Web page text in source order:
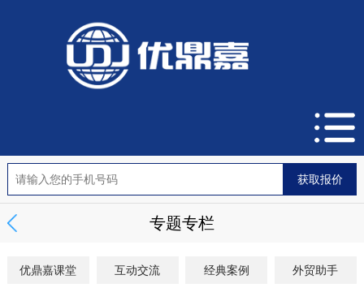
专题专栏
优鼎嘉课堂 互动交流 经典案例 外贸助手